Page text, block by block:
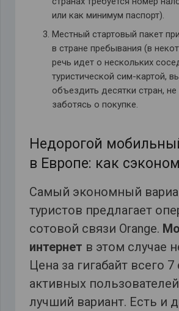
или как минимум паспорт).
Местный стартовый пакет
в стране пребывания (в
речь идет о нескольких
туристической сим-картой,
объездить десятки стран,
заботясь о покупке.
Недорогой
в Европе: как
Самый экономный
туристов предлагает
сотовой связи Orange.
интернет в этом случае
Цена за гигабайт всего
активных
лучший вариант. Есть и